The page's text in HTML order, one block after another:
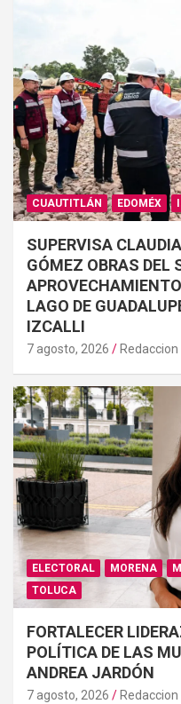
CUAUTITLÁN EDOMÉX
SUPERVISA
GÓMEZ OBRAS DEL
LAGO DE
IZCALLI
7 agosto, 2026 Redaccion
ELECTORAL MORENA
TOLUCA
FORTALECER
POLÍTICA DE LAS
ANDREA JARDÓN
7 agosto, 2026 Redaccion